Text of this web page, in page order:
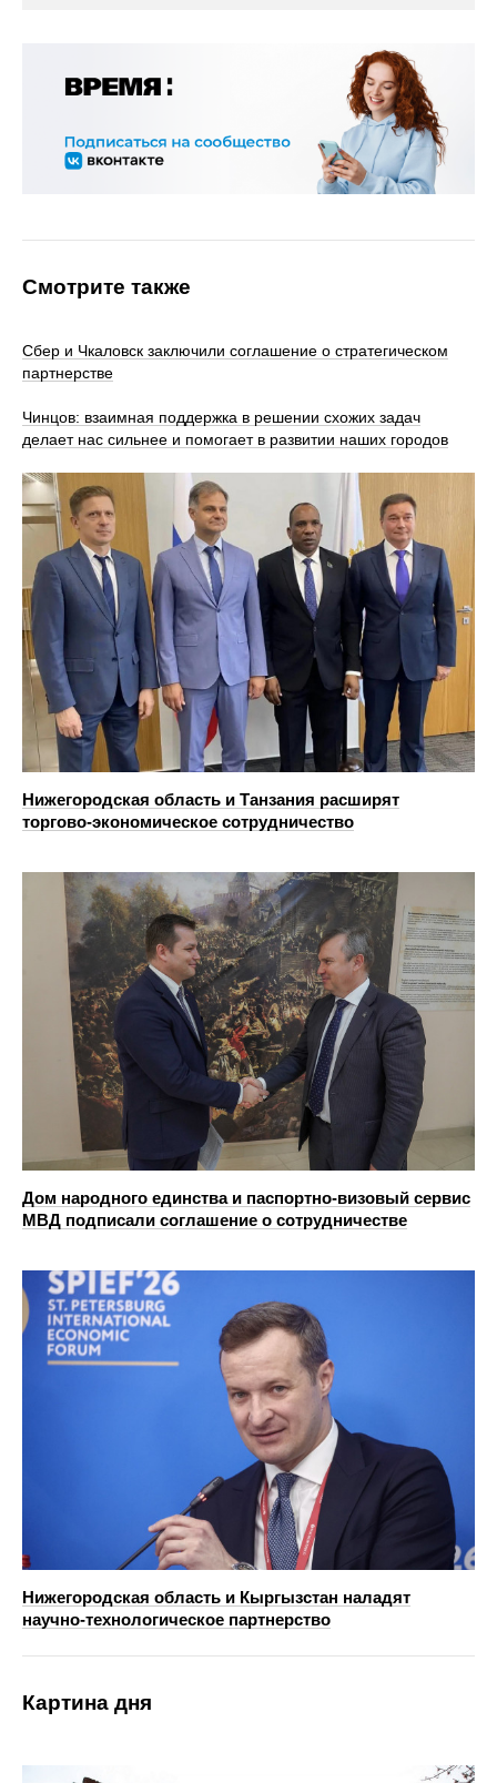
Смотрите также
Сбер и Чкаловск заключили соглашение о стратегическом
партнерстве
Чинцов: взаимная поддержка в решении схожих задач
делает нас сильнее и помогает в развитии наших городов
Нижегородская область и Танзания расширят
торгово‑экономическое сотрудничество
Дом народного единства и паспортно-визовый сервис
МВД подписали соглашение о сотрудничестве
Нижегородская область и Кыргызстан наладят
научно‑технологическое партнерство
Картина дня